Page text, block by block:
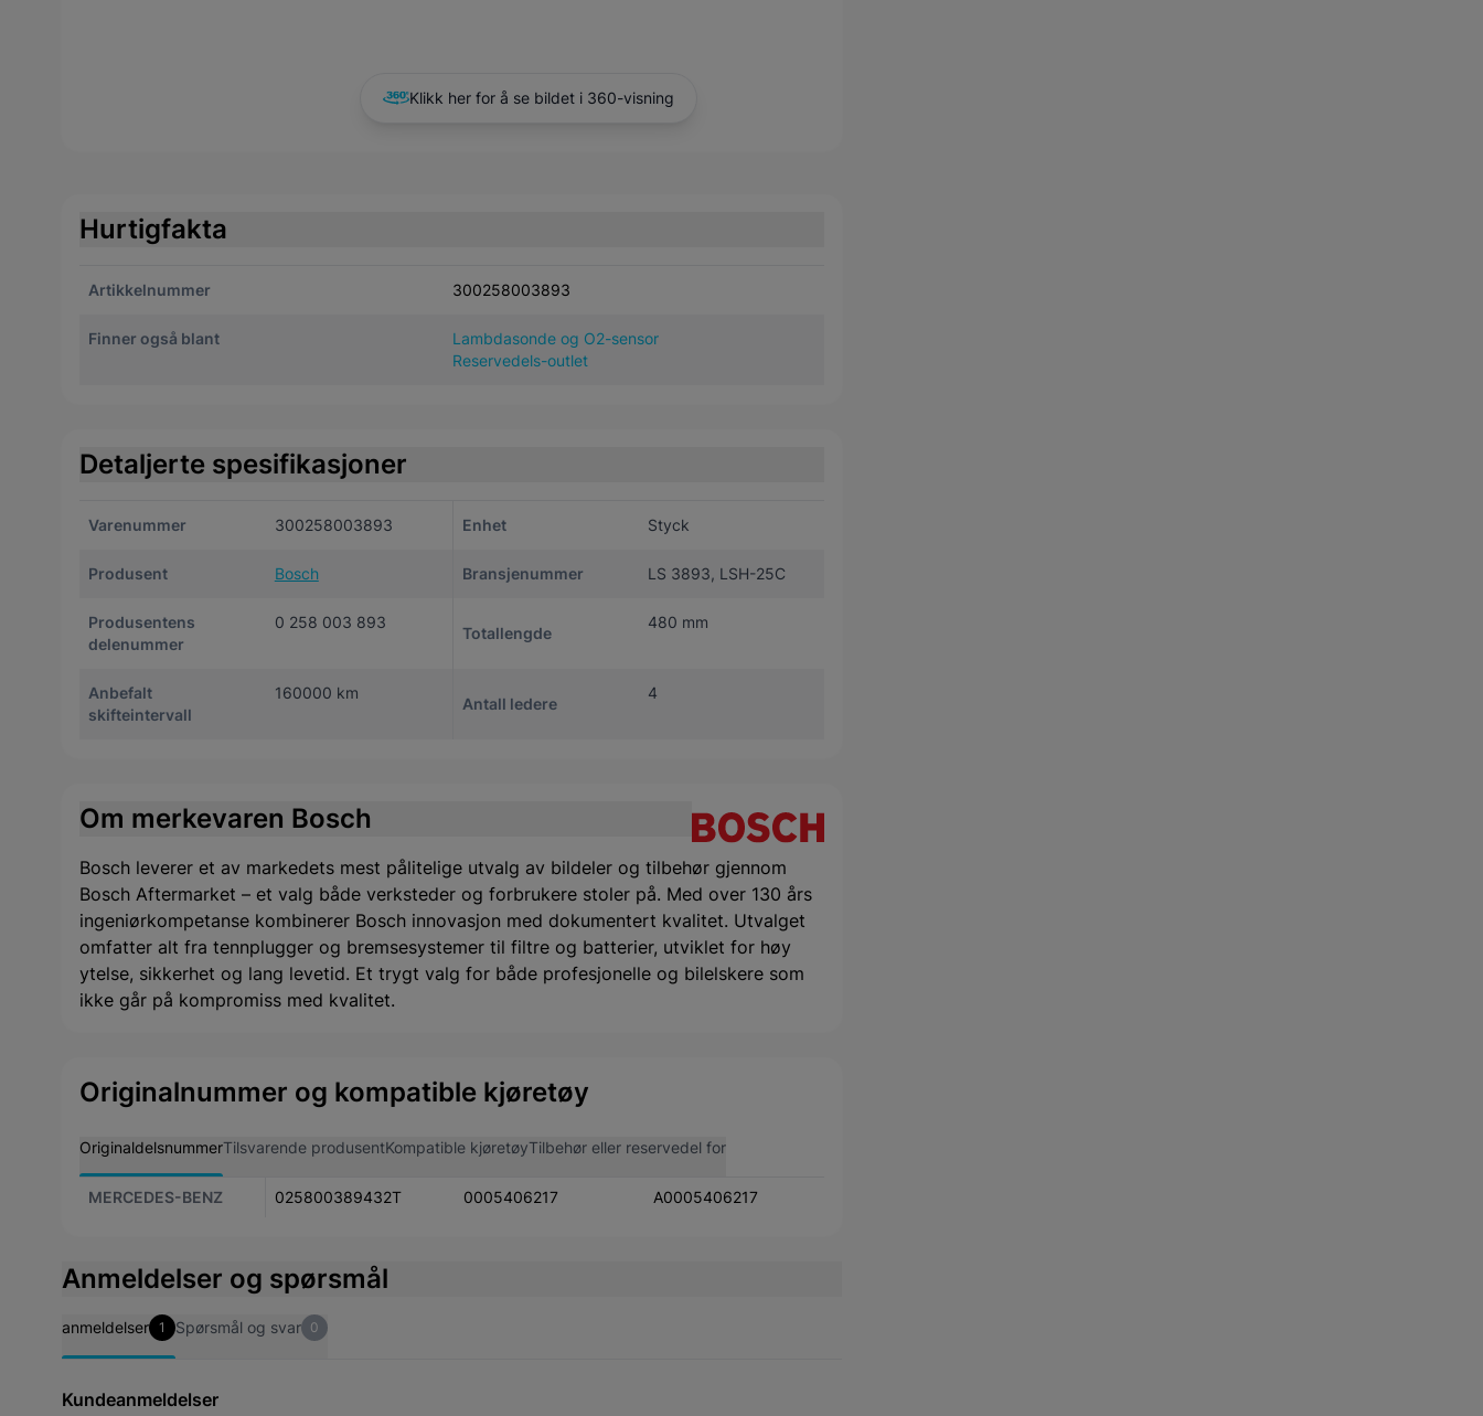
Klikk her for å se bildet i 360-visning
Hurtigfakta
Artikkelnummer 300258003893
Finner også blant
Lambdasonde og O2-sensor
Reservedels-outlet
Detaljerte spesifikasjoner
Varenummer 300258003893 Enhet Styck
Produsent Bosch Bransjenummer LS 3893, LSH-25C
Produsentens
delenummer
0 258 003 893
Totallengde
480 mm
Anbefalt
skifteintervall
160000 km
Antall ledere
4
Om merkevaren Bosch
Bosch leverer et av markedets mest pålitelige utvalg av bildeler og tilbehør gjennom
Bosch Aftermarket – et valg både verksteder og forbrukere stoler på. Med over 130 års
ingeniørkompetanse kombinerer Bosch innovasjon med dokumentert kvalitet. Utvalget
omfatter alt fra tennplugger og bremsesystemer til filtre og batterier, utviklet for høy
ytelse, sikkerhet og lang levetid. Et trygt valg for både profesjonelle og bilelskere som
ikke går på kompromiss med kvalitet.
Originalnummer og kompatible kjøretøy
OriginaldelsnummerTilsvarende produsentKompatible kjøretøyTilbehør eller reservedel for
MERCEDES-BENZ 025800389432T 0005406217 A0005406217
Anmeldelser og spørsmål
anmeldelser 1 Spørsmål og svar 0
Kundeanmeldelser